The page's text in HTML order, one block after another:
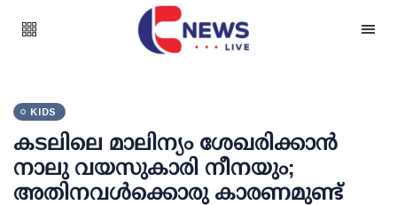
KIDS
കടലിലെ മാലിന്യം ശേഖരിക്കാന്‍
നാലു വയസുകാരി നീനയും;
അതിനവള്‍ക്കൊരു കാരണമുണ്ട്